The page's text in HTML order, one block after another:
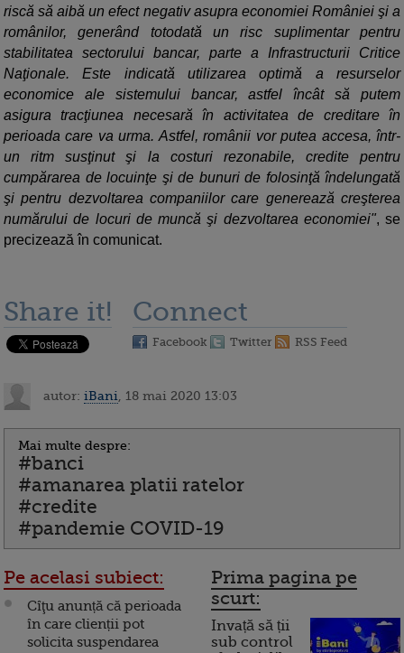
riscă să aibă un efect negativ asupra economiei României şi a
românilor, generând totodată un risc suplimentar pentru
stabilitatea sectorului bancar, parte a Infrastructurii Critice
Naţionale. Este indicată utilizarea optimă a resurselor
economice ale sistemului bancar, astfel încât să putem
asigura tracţiunea necesară în activitatea de creditare în
perioada care va urma. Astfel, românii vor putea accesa, într-
un ritm susţinut şi la costuri rezonabile, credite pentru
cumpărarea de locuinţe şi de bunuri de folosinţă îndelungată
şi pentru dezvoltarea companiilor care generează creşterea
numărului de locuri de muncă şi dezvoltarea economiei", se
precizează în comunicat.
Share it! Connect
Facebook Twitter RSS Feed
autor: iBani , 18 mai 2020 13:03
Mai multe despre:
#banci
#amanarea platii ratelor
#credite
#pandemie COVID-19
Pe acelasi subiect:
Cîţu anunță că perioada
în care clienții pot
solicita suspendarea
Prima pagina pe
scurt:
Invață să ții
sub control